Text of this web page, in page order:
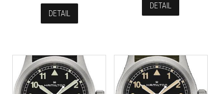
DETAIL
DETAIL